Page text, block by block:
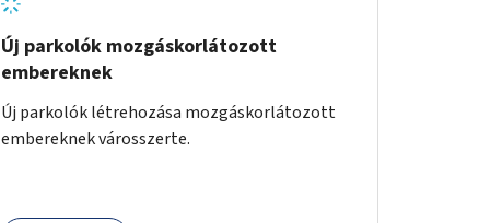
Új parkolók mozgáskorlátozott
embereknek
Új parkolók létrehozása mozgáskorlátozott
embereknek városszerte.